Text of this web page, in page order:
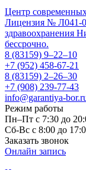
Центр
Лицензия № Л041-
здравоохранения
бессрочно.
8 (83159) 9–22–10
+7 (952) 458-67-21
8 (83159) 2–26–30
+7 (908) 239-77-43
info@garantiya-
Режим работы
Пн–Пт с 7:30 до
Cб-Вс с 8:00 до
Заказать звонок
Онлайн запись